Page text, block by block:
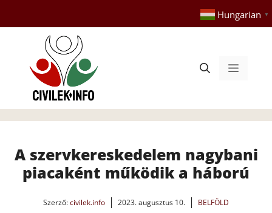
tartalomba
Hungarian ▼
Menü
A szervkereskedelem nagybani
piacaként működik a háború
Szerző:civilek.info 2023. augusztus 10. BELFÖLD